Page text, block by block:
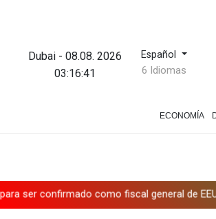
Dubai -08.08. 2026
03:16:44
Español
6 Idiomas
ECONOMÍA
Muere el productor William Orbit, que